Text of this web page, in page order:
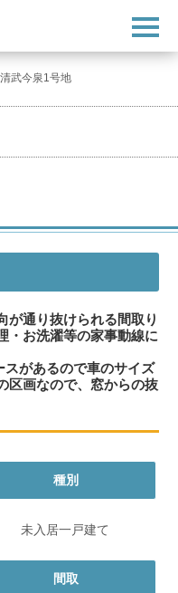
t
o
g
n
g
n
武今泉1号地
通り抜けられる間取り
・お洗濯等の家事動線に
があるので車のサイズ
区画なので、窓からの抜
種別
未入居一戸建て
間取